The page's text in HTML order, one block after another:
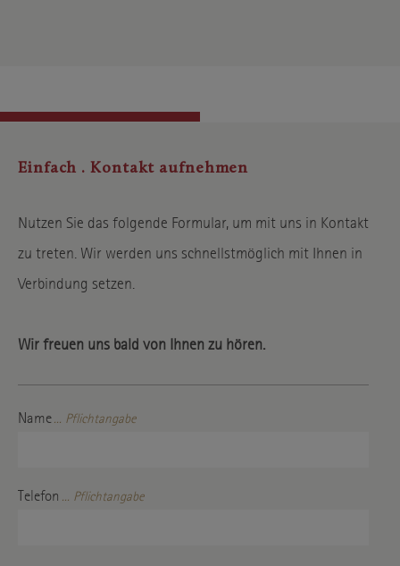
Einfach . Kontakt aufnehmen
Nutzen Sie das folgende Formular, um mit uns in Kontakt
zu treten. Wir werden uns schnellstmöglich mit Ihnen in
Verbindung setzen.
Wir freuen uns bald von Ihnen zu hören.
Name ... Pflichtangabe
Telefon ... Pflichtangabe